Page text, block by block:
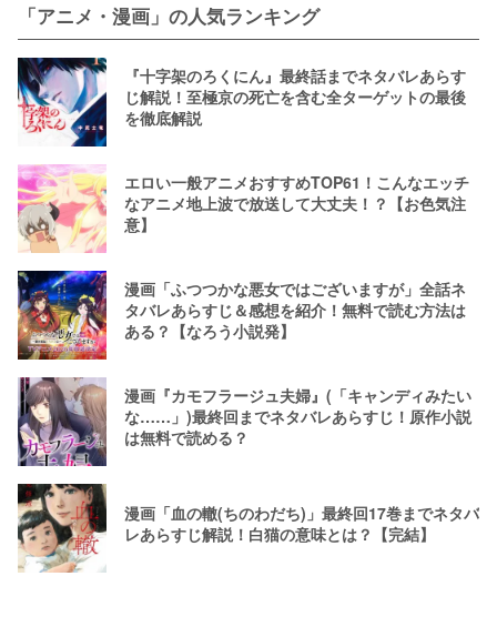
「アニメ・漫画」の人気ランキング
『十字架のろくにん』最終話までネタバレあらす
じ解説！至極京の死亡を含む全ターゲットの最後
を徹底解説
エロい一般アニメおすすめTOP61！こんなエッチ
なアニメ地上波で放送して大丈夫！？【お色気注
意】
漫画「ふつつかな悪女ではございますが」全話ネ
タバレあらすじ＆感想を紹介！無料で読む方法は
ある？【なろう小説発】
漫画『カモフラージュ夫婦』(「キャンディみたい
な……」)最終回までネタバレあらすじ！原作小説
は無料で読める？
漫画「血の轍(ちのわだち)」最終回17巻までネタバ
レあらすじ解説！白猫の意味とは？【完結】